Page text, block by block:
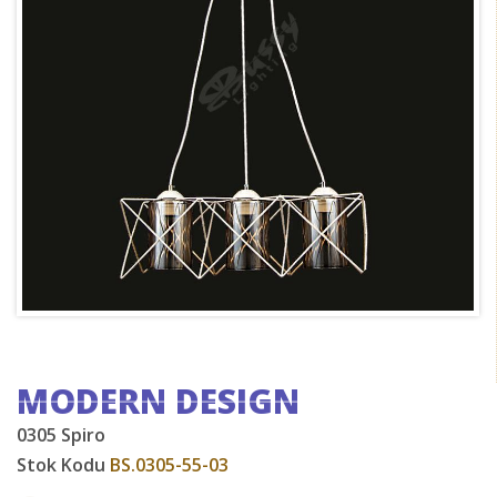
MODERN DESIGN
0305 Spiro
Stok Kodu BS.0305-55-03